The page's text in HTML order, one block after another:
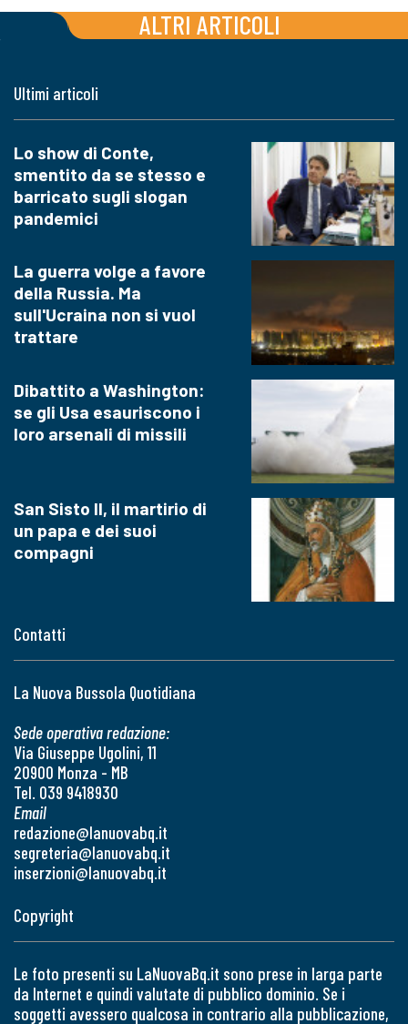
ALTRI ARTICOLI
Contatti
La Nuova Bussola Quotidiana
Sede operativa redazione:
Via Giuseppe Ugolini, 11
20900 Monza - MB
Tel. 039 9418930
Email
redazione@lanuovabq.it
segreteria@lanuovabq.it
inserzioni@lanuovabq.it
Ultimi articoli
Lo show di Conte,
smentito da se stesso e
barricato sugli slogan
pandemici
La guerra volge a favore
della Russia. Ma
sull'Ucraina non si vuol
trattare
Dibattito a Washington:
se gli Usa esauriscono i
loro arsenali di missili
San Sisto II, il martirio di
un papa e dei suoi
compagni
Copyright
Le foto presenti su LaNuovaBq.it sono prese in larga parte
da Internet e quindi valutate di pubblico dominio. Se i
soggetti avessero qualcosa in contrario alla pubblicazione,